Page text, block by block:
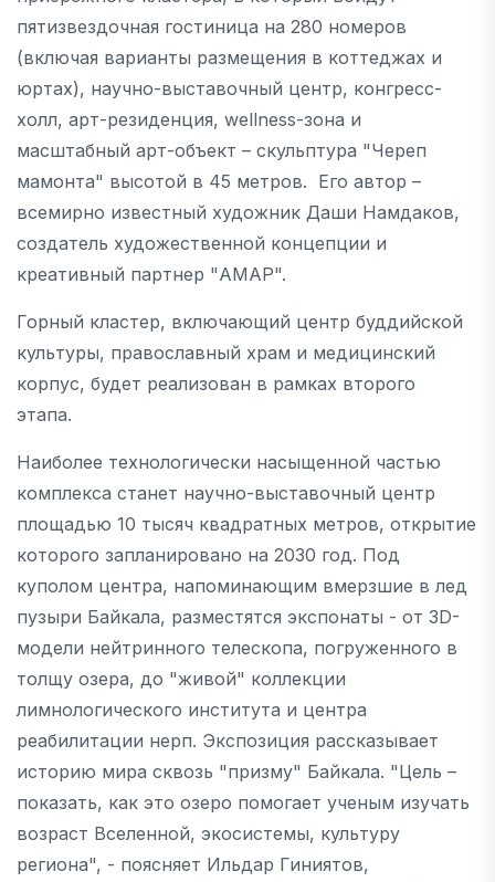
пятизвездочная гостиница на 280 номеров
(включая варианты размещения в коттеджах и
юртах), научно-выставочный центр, конгресс-
холл, арт-резиденция, wellness-зона и
масштабный арт-объект – скульптура "Череп
мамонта" высотой в 45 метров. Его автор –
всемирно известный художник Даши Намдаков,
создатель художественной концепции и
креативный партнер "АМАР".
Горный кластер, включающий центр буддийской
культуры, православный храм и медицинский
корпус, будет реализован в рамках второго
этапа.
Наиболее технологически насыщенной частью
комплекса станет научно-выставочный центр
площадью 10 тысяч квадратных метров, открытие
которого запланировано на 2030 год. Под
куполом центра, напоминающим вмерзшие в лед
пузыри Байкала, разместятся экспонаты - от 3D-
модели нейтринного телескопа, погруженного в
толщу озера, до "живой" коллекции
лимнологического института и центра
реабилитации нерп. Экспозиция рассказывает
историю мира сквозь "призму" Байкала. "Цель –
показать, как это озеро помогает ученым изучать
возраст Вселенной, экосистемы, культуру
региона", - поясняет Ильдар Гиниятов,